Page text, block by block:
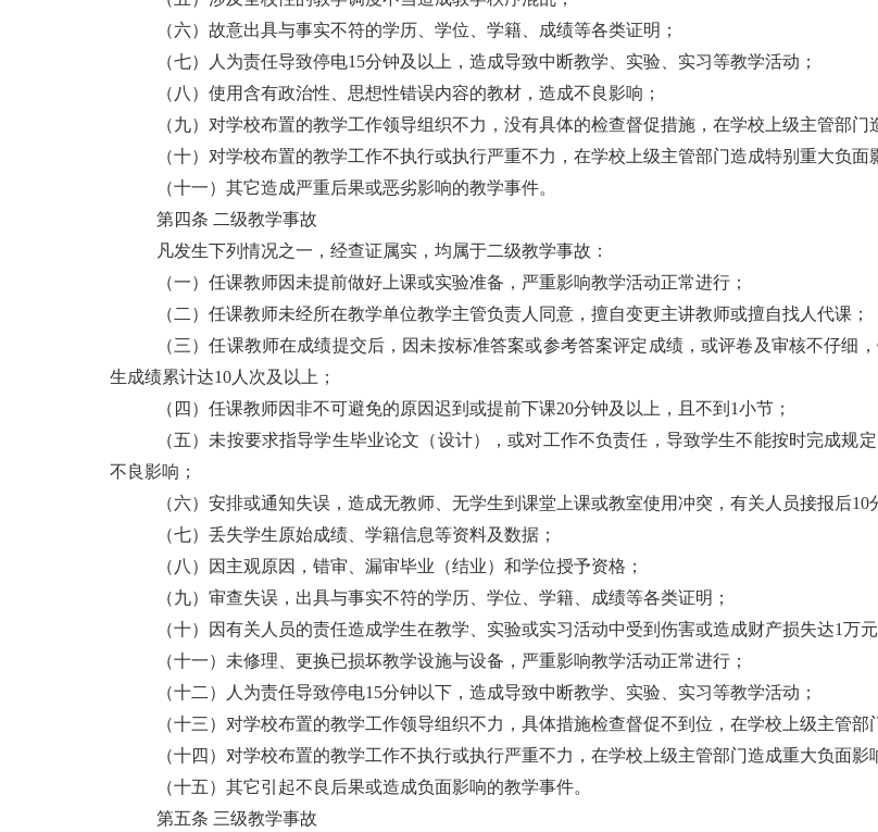
（六）故意出具与事实不符的学历、学位、学籍、成绩等各类证明；
（七）人为责任导致停电15分钟及以上，造成导致中断教学、实验、实习等教学活动；
（八）使用含有政治性、思想性错误内容的教材，造成不良影响；
（九）对学校布置的教学工作领导组织不力，没有具体的检查督促措施，在学校上级主管部门
（十）对学校布置的教学工作不执行或执行严重不力，在学校上级主管部门造成特别重大负面
（十一）其它造成严重后果或恶劣影响的教学事件。
第四条 二级教学事故
凡发生下列情况之一，经查证属实，均属于二级教学事故：
（一）任课教师因未提前做好上课或实验准备，严重影响教学活动正常进行；
（二）任课教师未经所在教学单位教学主管负责人同意，擅自变更主讲教师或擅自找人代课；
（三）任课教师在成绩提交后，因未按标准答案或参考答案评定成绩，或评卷及审核不仔细
生成绩累计达10人次及以上；
（四）任课教师因非不可避免的原因迟到或提前下课20分钟及以上，且不到1小节；
（五）未按要求指导学生毕业论文（设计），或对工作不负责任，导致学生不能按时完成规
不良影响；
（六）安排或通知失误，造成无教师、无学生到课堂上课或教室使用冲突，有关人员接报后10
（七）丢失学生原始成绩、学籍信息等资料及数据；
（八）因主观原因，错审、漏审毕业（结业）和学位授予资格；
（九）审查失误，出具与事实不符的学历、学位、学籍、成绩等各类证明；
（十）因有关人员的责任造成学生在教学、实验或实习活动中受到伤害或造成财产损失达1万
（十一）未修理、更换已损坏教学设施与设备，严重影响教学活动正常进行；
（十二）人为责任导致停电15分钟以下，造成导致中断教学、实验、实习等教学活动；
（十三）对学校布置的教学工作领导组织不力，具体措施检查督促不到位，在学校上级主管部
（十四）对学校布置的教学工作不执行或执行严重不力，在学校上级主管部门造成重大负面影
（十五）其它引起不良后果或造成负面影响的教学事件。
第五条 三级教学事故